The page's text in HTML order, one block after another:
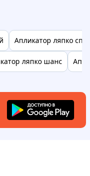
Апликатор ляпко
ляпко шанс